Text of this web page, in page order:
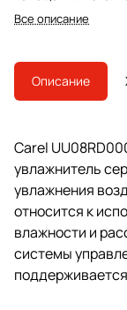
встроенного
работы с внешней
Все описание
Описание
Carel
увлажнитель
увлажнения
относится к
влажности и
системы